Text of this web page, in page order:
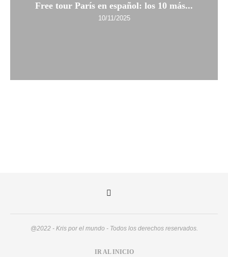
Free tour París en español: los 10 más...
10/11/2025
@2022 - Kris por el mundo - Todos los derechos reservados.
IR AL INICIO